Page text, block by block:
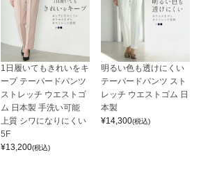
1日履いてもきれいをキ
ープ テーパードパンツ
ストレッチ ウエストゴ
ム 日本製 手洗い可能
上質 シワになりにくい
5F
¥13,200(税込)
明るい色も透けにくい
テーパードパンツ スト
レッチ ウエストゴム 日
本製
¥14,300(税込)